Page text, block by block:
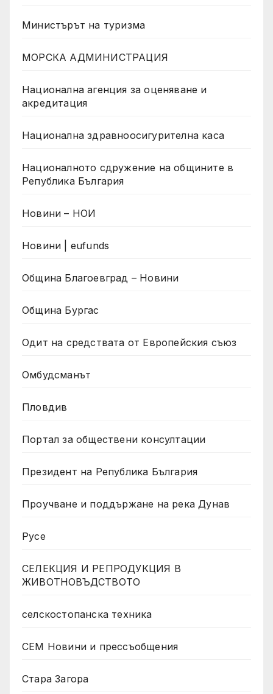
Министърът на туризма
МОРСКА АДМИНИСТРАЦИЯ
Национална агенция за оценяване и
акредитация
Национална здравноосигурителна каса
Националното сдружение на общините в
Република България
Новини – НОИ
Новини | eufunds
Община Благоевград – Новини
Община Бургас
Одит на средствата от Европейския съюз
Омбудсманът
Пловдив
Портал за обществени консултации
Президент на Република България
Проучване и поддържане на река Дунав
Русе
СЕЛЕКЦИЯ И РЕПРОДУКЦИЯ В
ЖИВОТНОВЪДСТВОТО
селскостопанска техника
СЕМ Новини и прессъобщения
Стара Загора